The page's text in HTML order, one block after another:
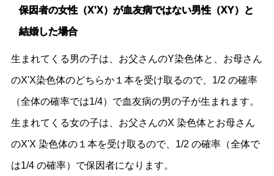
保因者の女性（X'X）が血友病ではない男性（XY）と
結婚した場合
生まれてくる男の子は、お父さんのY染色体と、お母さん
のX'X染色体のどちらか１本を受け取るので、1/2 の確率
（全体の確率では1/4）で血友病の男の子が生まれます。
生まれてくる女の子は、お父さんのX 染色体とお母さん
のX'X 染色体の１本を受け取るので、1/2 の確率（全体で
は1/4 の確率）で保因者になります。